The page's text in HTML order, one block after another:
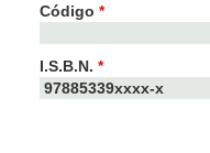
Código *
I.S.B.N. *